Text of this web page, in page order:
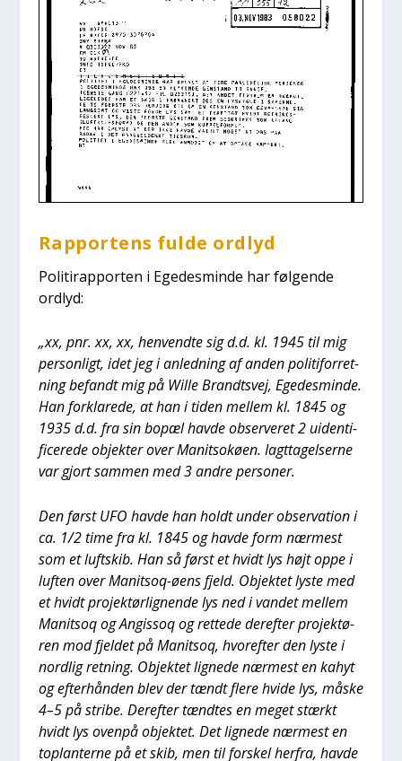
Rap­por­tens ful­de ord­lyd
Poli­tirap­por­ten i Ege­des­min­de har føl­gen­de
ord­lyd:
„xx, pnr. xx, xx, hen­vend­te sig d.d. kl. 1945 til mig
per­son­ligt, idet jeg i anled­ning af anden poli­ti­for­ret­
ning befandt mig på Wil­le Brandts­vej, Ege­des­min­de.
Han for­kla­re­de, at han i tiden mel­lem kl. 1845 og
1935 d.d. fra sin bopæl hav­de obser­ve­ret 2 uiden­ti­
fi­ce­re­de objek­ter over Manitso­kø­en. Iagt­ta­gel­ser­ne
var gjort sam­men med 3 andre per­so­ner.
Den først UFO hav­de han holdt under obser­va­tion i
ca. 1/2 time fra kl. 1845 og hav­de form nær­mest
som et luftskib. Han så først et hvidt lys højt oppe i
luf­ten over Manitsoq-øens fjeld. Objek­tet lyste med
et hvidt pro­jek­tør­lig­nen­de lys ned i van­det mel­lem
Manitsoq og Angis­soq og ret­te­de der­ef­ter pro­jek­tø­
ren mod fjel­det på Manitsoq, hvor­ef­ter den lyste i
nord­lig ret­ning. Objek­tet lig­ne­de nær­mest en kahyt
og efter­hån­den blev der tændt fle­re hvi­de lys, måske
4–5 på stri­be. Der­ef­ter tænd­tes en meget stærkt
hvidt lys oven­på objek­tet. Det lig­ne­de nær­mest en
toplan­ter­ne på et skib, men til for­skel her­fra, hav­de